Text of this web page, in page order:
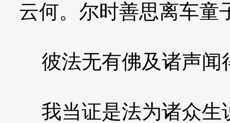
云何。尔时善思离车童
彼法无有佛及诸声闻
我当证是法为诸众生